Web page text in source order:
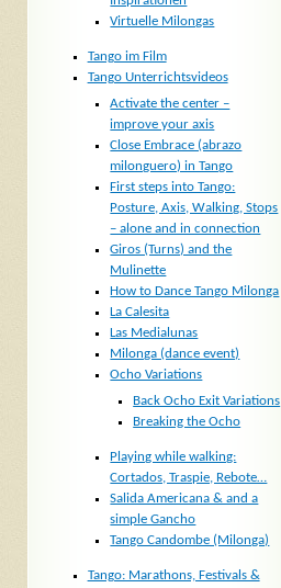
Virtuelle Milongas
Tango im Film
Tango Unterrichtsvideos
Activate the center –
improve your axis
Close Embrace (abrazo
milonguero) in Tango
First steps into Tango:
Posture, Axis, Walking, Stops
– alone and in connection
Giros (Turns) and the
Mulinette
How to Dance Tango Milonga
La Calesita
Las Medialunas
Milonga (dance event)
Ocho Variations
Back Ocho Exit Variations
Breaking the Ocho
Playing while walking:
Cortados, Traspie, Rebote…
Salida Americana & and a
simple Gancho
Tango Candombe (Milonga)
Tango: Marathons, Festivals &